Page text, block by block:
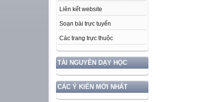
Liên kết website
Soạn bài trực tuyến
Các trang trực thuộc
TÀI NGUYÊN DẠY HỌC
CÁC Ý KIẾN MỚI NHẤT